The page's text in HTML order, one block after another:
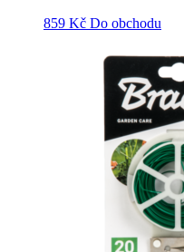
859 Kč Do obchodu